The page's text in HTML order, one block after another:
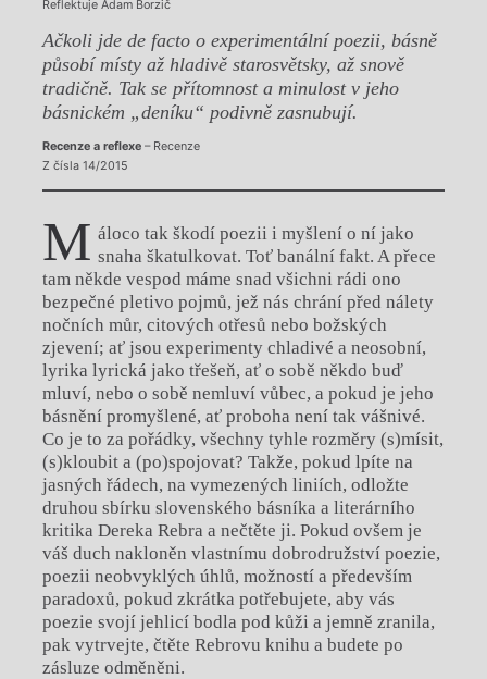
Reflektuje Adam Borzič
Ačkoli jde de facto o experimentální poezii, básně
působí místy až hladivě starosvětsky, až snově
tradičně. Tak se přítomnost a minulost v jeho
básnickém „deníku“ podivně zasnubují.
Recenze a reflexe– Recenze
Z čísla 14/2015
M áloco tak škodí poezii i myšlení o ní jako
snaha škatulkovat. Toť banální fakt. A přece
tam někde vespod máme snad všichni rádi ono
bezpečné pletivo pojmů, jež nás chrání před nálety
nočních můr, citových otřesů nebo božských
zjevení; ať jsou experimenty chladivé a neosobní,
lyrika lyrická jako třešeň, ať o sobě někdo buď
mluví, nebo o sobě nemluví vůbec, a pokud je jeho
básnění promyšlené, ať proboha není tak vášnivé.
Co je to za pořádky, všechny tyhle rozměry (s)mísit,
(s)kloubit a (po)spojovat? Takže, pokud lpíte na
jasných řádech, na vymezených liniích, odložte
druhou sbírku slovenského básníka a literárního
kritika Dereka Rebra a nečtěte ji. Pokud ovšem je
váš duch nakloněn vlastnímu dobrodružství poezie,
poezii neobvyklých úhlů, možností a především
paradoxů, pokud zkrátka potřebujete, aby vás
poezie svojí jehlicí bodla pod kůži a jemně zranila,
pak vytrvejte, čtěte Rebrovu knihu a budete po
zásluze odměněni.